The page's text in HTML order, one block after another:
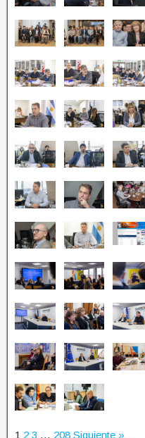
1 2 3 … 208 Siguiente »